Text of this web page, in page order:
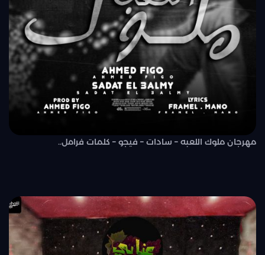
مهرجان ملوك اللعبه – سادات – فيجو – كلمات فرامل..